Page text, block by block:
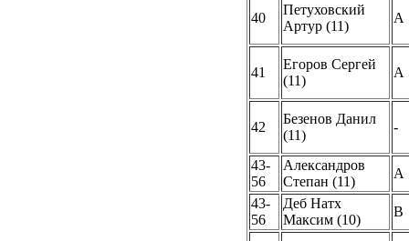
40
Петуховский
Артур (11)
A
41
Егоров Сергей
(11)
A
42
Безенов Данил
(11)
-
43-
56
Александров
Степан (11)
A
43-
56
Деб Натх
Максим (10)
B